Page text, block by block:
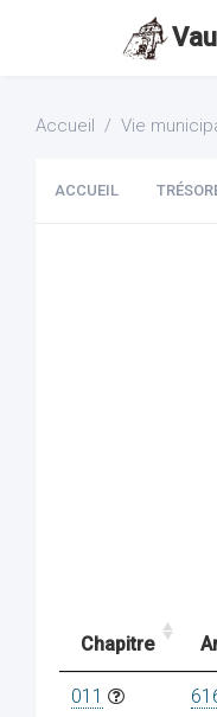
Accueil Vie
ACCUEIL
Chapitre
011